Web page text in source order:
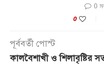
0
0
পূর্ববর্তী পোস্ট
কালবৈশাখী ও শিলাবৃষ্টির